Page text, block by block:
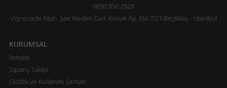
0850 850 2820
Vişnezade Mah. Şair Nedim Cad. Konak Ap. No:77/1 Beşiktaş - İstanbul
KURUMSAL
İletişim
Sipariş Takibi
Gizlilik ve Kullanım Şartları